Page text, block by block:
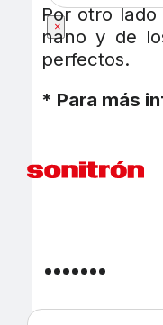
×
Por otro
nano y de
perfectos.
* Para más